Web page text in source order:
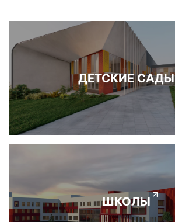
ДЕТСКИЕ САДЫ
ШКОЛЫ